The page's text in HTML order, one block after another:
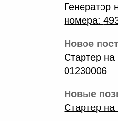
Генератор
номера:
Новое
Cтартер
01230006
Новые
Стартер